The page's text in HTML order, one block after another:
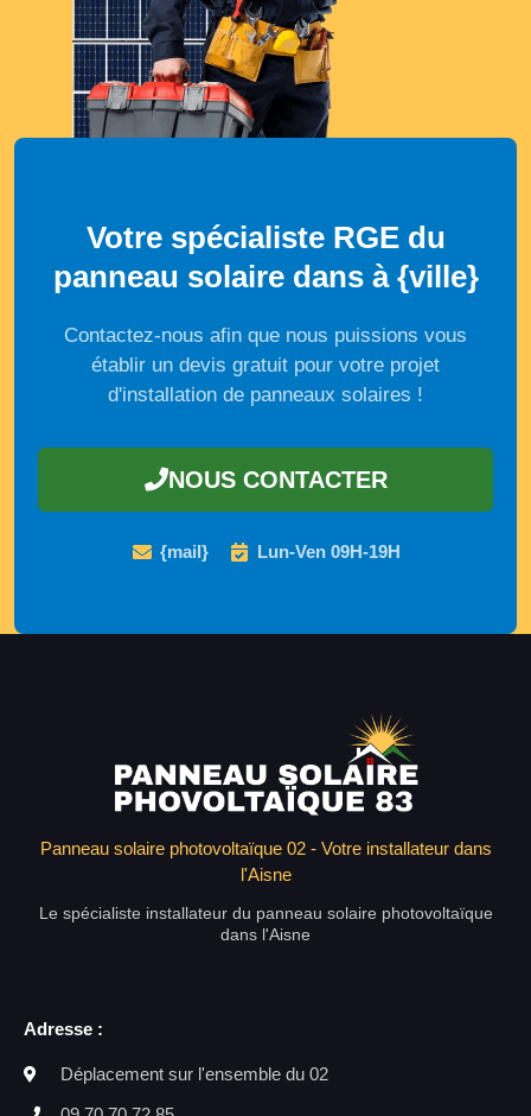
Votre spécialiste RGE du
panneau solaire dans à {ville}
Contactez-nous afin que nous puissions vous
établir un devis gratuit pour votre projet
d'installation de panneaux solaires !
NOUS CONTACTER
{mail} Lun-Ven 09H-19H
Panneau solaire photovoltaïque 02 - Votre installateur dans
l'Aisne
Le spécialiste installateur du panneau solaire photovoltaïque
dans l'Aisne
Adresse :
Déplacement sur l'ensemble du 02